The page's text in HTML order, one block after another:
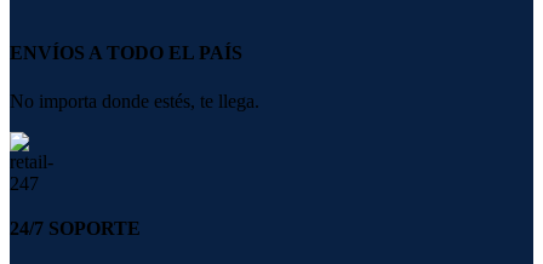
ENVÍOS A TODO EL PAÍS
No importa donde estés, te llega.
24/7 SOPORTE